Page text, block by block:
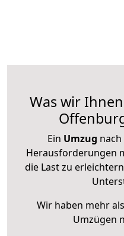
Was wir
Ein Umzug
Herausforderungen
die Last zu
Wir haben mehr
Umzügen